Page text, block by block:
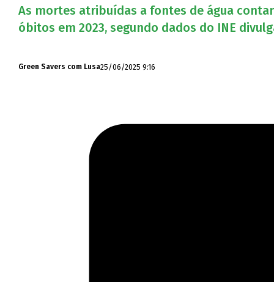
As mortes atribuídas a fontes de água
óbitos em 2023, segundo dados do INE
Green Savers com Lusa25/06/2025 9:16